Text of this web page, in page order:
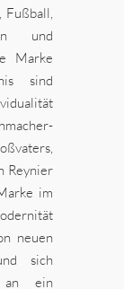
Fußball,
und
Marke
sind
Reynier
im
neuen
sich
an ein